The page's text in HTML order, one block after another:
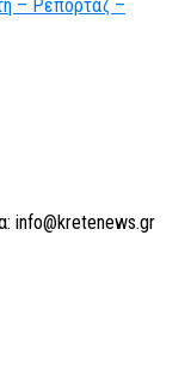
info@kretenews.gr